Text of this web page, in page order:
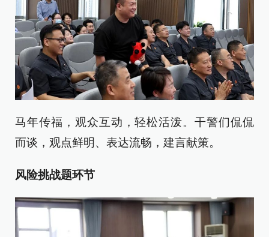
马年传福，观众互动，轻松活泼。干警们侃侃
而谈，观点鲜明、表达流畅，建言献策。
风险挑战题环节